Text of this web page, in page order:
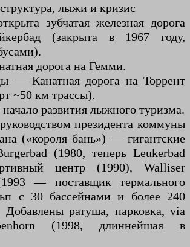
лыжи и кризис
зубчатая железная дорога
(закрыта в 1967 году,
дорога на Гемми.
— Канатная дорога на Торрент
~50 км трассы).
развития лыжного туризма.
президента коммуны
(«короля бань») — гигантские
(1980, теперь Leukerbad
центр (1990), Walliser
— поставщик термального
с 30 бассейнами и более 240
Добавлены ратуша, парковка, via
(1998, длиннейшая в